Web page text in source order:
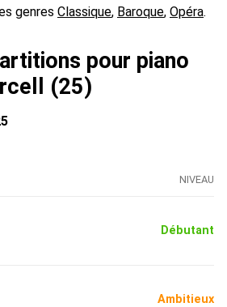
genres Classique, Baroque, Opéra.
pour piano
(25)
NIVEAU
Débutant
Ambitieux